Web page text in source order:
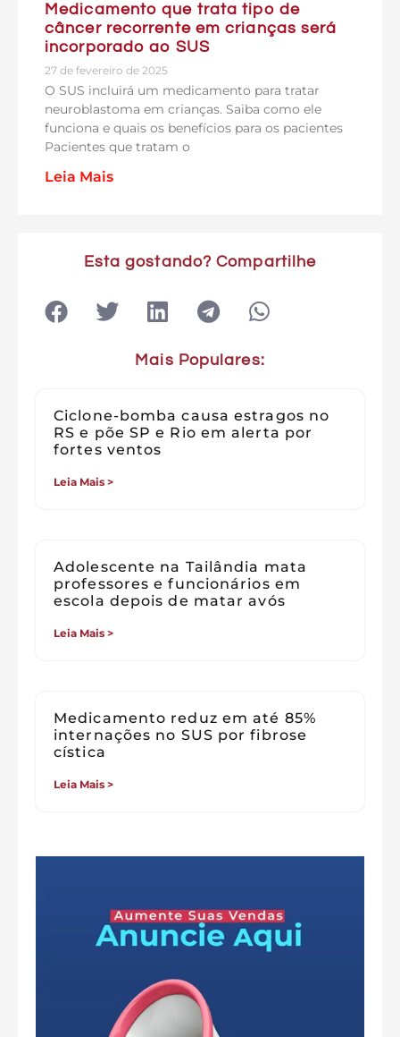
Medicamento que trata tipo de
câncer recorrente em crianças será
incorporado ao SUS
27 de fevereiro de 2025
O SUS incluirá um medicamento para tratar
neuroblastoma em crianças. Saiba como ele
funciona e quais os benefícios para os pacientes
Pacientes que tratam o
Leia Mais
Esta gostando? Compartilhe
Mais Populares:
Ciclone-bomba causa estragos no
RS e põe SP e Rio em alerta por
fortes ventos
Leia Mais >
Adolescente na Tailândia mata
professores e funcionários em
escola depois de matar avós
Leia Mais >
Medicamento reduz em até 85%
internações no SUS por fibrose
cística
Leia Mais >